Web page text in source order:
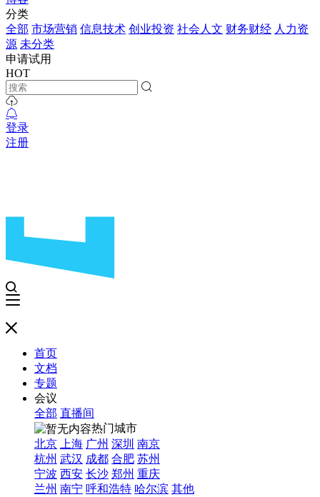
分类
全部 市场营销 信息技术 创业投资 社会人文 财务财经 人力资
源 未分类
申请试用
HOT
登录
注册
首页
文档
专题
会议
全部 直播间
热门城市
北京
上海 广州 深圳 南京
杭州 武汉 成都 合肥 苏州
宁波 西安 长沙 郑州 重庆
兰州 南宁 呼和浩特 哈尔滨 其他